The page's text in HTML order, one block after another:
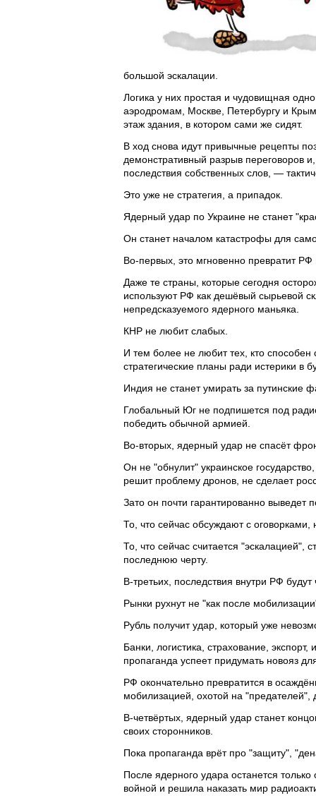
большой эскалации.
Логика у них простая и чудовищная
аэродромам, Москве, Петербургу и
этаж здания, в котором сами же сидят.
В ход снова идут привычные рецепты
демонстративный разрыв переговоров
последствия собственных слов, —
Это уже не стратегия, а припадок.
Ядерный удар по Украине не станет
Он станет началом катастрофы для
Во-первых, это мгновенно превратит РФ
Даже те страны, которые сегодня
используют РФ как дешёвый сырьевой
непредсказуемого ядерного маньяка.
КНР не любит слабых.
И тем более не любит тех, кто способен
стратегические планы ради истерики в
Индия не станет умирать за путинские
Глобальный Юг не подпишется под
победить обычной армией.
Во-вторых, ядерный удар не спасёт
Он не "обнулит" украинское
решит проблему дронов, не сделает
Зато он почти гарантированно выведет
То, что сейчас обсуждают с оговорками,
То, что сейчас считается
последнюю черту.
В-третьих, последствия внутри РФ
Рынки рухнут не "как после
Рубль получит удар, который уже
Банки, логистика, страхование,
пропаганда успеет придумать новояз
РФ окончательно превратится в
мобилизацией, охотой на
В-четвёртых, ядерный удар станет
своих сторонников.
Пока пропаганда врёт про "защиту",
После ядерного удара останется
войной и решила наказать мир